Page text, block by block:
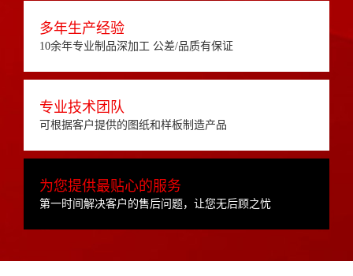
多年生产经验
10余年专业制品深加工 公差/品质有保证
专业技术团队
可根据客户提供的图纸和样板制造产品
为您提供最贴心的服务
第一时间解决客户的售后问题，让您无后顾之忧